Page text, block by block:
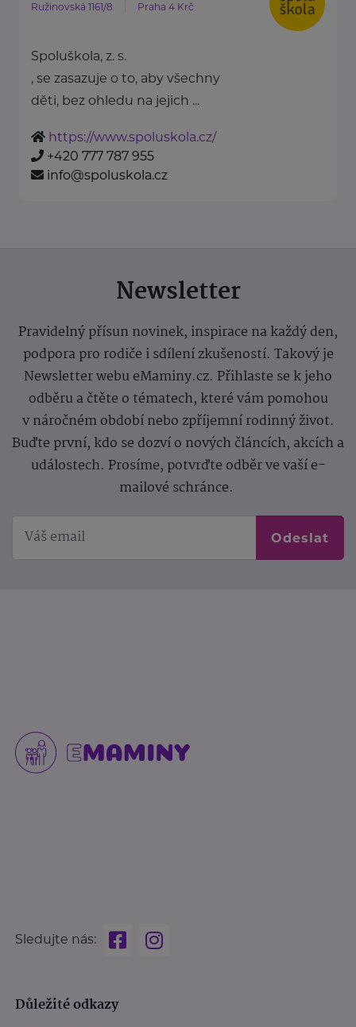
Ružinovská 1161/8 Praha 4 Krč
Spoluškola, z. s.
, se zasazuje o to, aby všechny
děti, bez ohledu na jejich ...
https://www.spoluskola.cz/
+420 777 787 955
info@spoluskola.cz
Newsletter
Pravidelný přísun novinek, inspirace na každý den,
podpora pro rodiče i sdílení zkušeností. Takový je
Newsletter webu eMaminy.cz. Přihlaste se k jeho
odběru a čtěte o tématech, které vám pomohou
v náročném období nebo zpříjemní rodinný život.
Buďte první, kdo se dozví o nových článcích, akcích a
událostech. Prosíme, potvrďte odběr ve vaší e-
mailové schránce.
Odeslat
Sledujte nás:
Důležité odkazy